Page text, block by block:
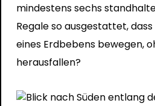
mindestens sechs
Regale so ausgestattet, dass
eines Erdbebens bewegen,
herausfallen?